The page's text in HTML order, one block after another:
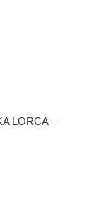
LORCA –